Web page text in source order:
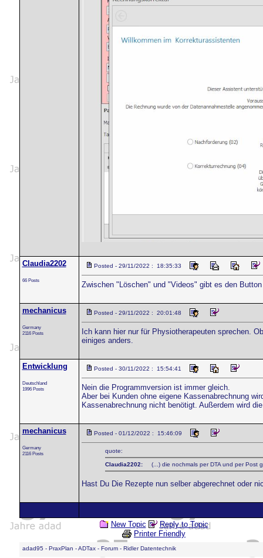
Claudia2202
66 Posts
Posted - 29/11/2022 : 18:35:33
Zwischen "Löschen" und "Videos" gibt es den
mechanicus
Germany
2116 Posts
Posted - 29/11/2022 : 20:01:48
Ich kann hier nur für Physiotherapeuten sprechen.
einiges anders.
Entwicklung
Deutschland
1996 Posts
Posted - 30/11/2022 : 15:54:41
Nein die Programmversion ist immer gleich.
Aber bei Kunden ohne eigene Kassenabrechnung
Kassenabrechnung nicht benötigt. Außerdem wird
mechanicus
Germany
2116 Posts
Posted - 01/12/2022 : 15:46:09
quote:
Claudia2202:(...) die nochmals per DTA und per Post
Hast Du Die Rezepte nun selber abgerechnet oder
New Topic
Reply to Topic
Printer Friendly
adad95 - PraxPlan - ADTax - Forum - Ridler Datentechnik